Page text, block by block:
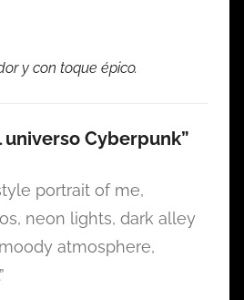
y con toque épico.
universo Cyberpunk”
portrait of me,
neon lights, dark alley
atmosphere,